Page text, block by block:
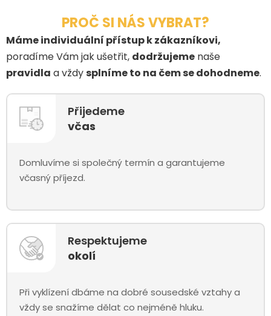
PROČ SI NÁS VYBRAT?
Máme individuální přístup k zákazníkovi,
poradíme Vám jak ušetřit, dodržujeme naše
pravidla a vždy splníme to na čem se dohodneme.
Přijedeme
včas
Domluvíme si společný termín a garantujeme
včasný příjezd.
Respektujeme
okolí
Při vyklízení dbáme na dobré sousedské vztahy a
vždy se snažíme dělat co nejméně hluku.